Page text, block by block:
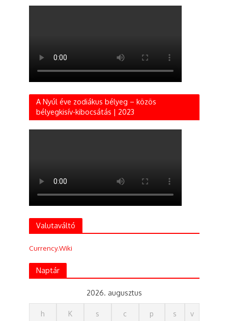
A Nyúl éve zodiákus bélyeg – közös
bélyegkisív-kibocsátás | 2023
Valutaváltó
Currency.Wiki
Naptár
2026. augusztus
h K s c p s v